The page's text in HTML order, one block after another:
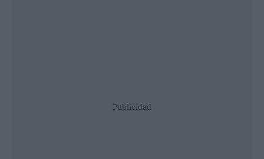
Publicidad